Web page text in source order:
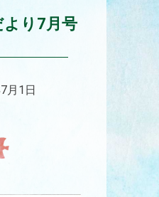
り7月号
月1日